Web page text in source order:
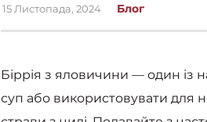
15 Листопада, 2024 Блог
Біррія з яловичини — один із
суп або використовувати для